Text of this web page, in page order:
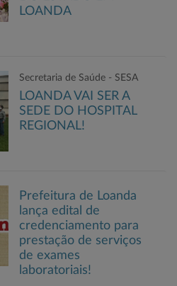
LOANDA
Secretaria de Saúde - SESA
LOANDA VAI SER A
SEDE DO HOSPITAL
REGIONAL!
Prefeitura de Loanda
lança edital de
credenciamento para
prestação de serviços
de exames
laboratoriais!